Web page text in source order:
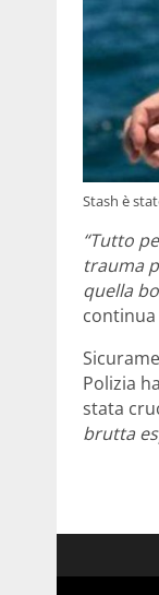
Stash è
“Tutto
trauma
quella
continua
Polizia
stata
brutta